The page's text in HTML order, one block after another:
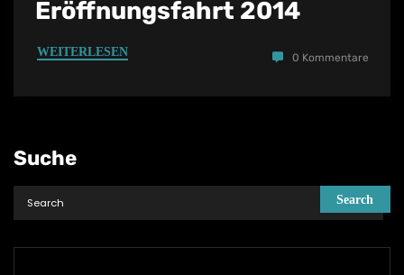
Eröffnungsfahrt 2014
WEITERLESEN 0 Kommentare
Suche